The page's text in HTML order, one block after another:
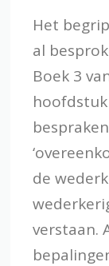
Het
al
Boek 3
de
verstaan.